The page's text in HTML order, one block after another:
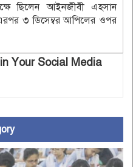
ছিলেন আইনজীবী এহসান
এরপর ৩ ডিসেম্বর আপিলের ওপর
Your Social Media